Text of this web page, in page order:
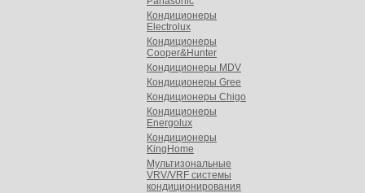
Кондиционеры
Electrolux
Кондиционеры
Cooper&Hunter
Кондиционеры MDV
Кондиционеры Gree
Кондиционеры Chigo
Кондиционеры
Energolux
Кондиционеры
KingHome
Мультизональные
VRV/VRF cистемы
кондиционирования